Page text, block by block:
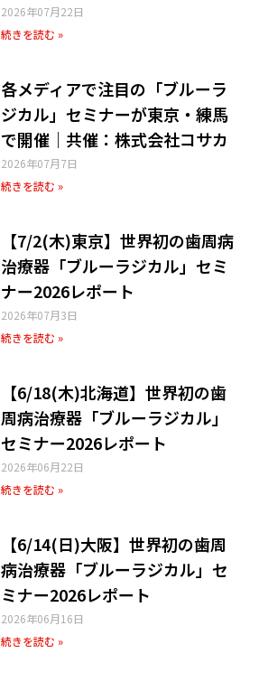
2026年07月22日
続きを読む »
各メディアで注目の「ブルーラ
ジカル」セミナーが東京・練馬
で開催｜共催：株式会社コサカ
2026年07月7日
続きを読む »
【7/2(木)東京】世界初の歯周病
治療器「ブルーラジカル」セミ
ナー2026レポート
2026年07月3日
続きを読む »
【6/18(木)北海道】世界初の歯
周病治療器「ブルーラジカル」
セミナー2026レポート
2026年06月22日
続きを読む »
【6/14(日)大阪】世界初の歯周
病治療器「ブルーラジカル」セ
ミナー2026レポート
2026年06月16日
続きを読む »